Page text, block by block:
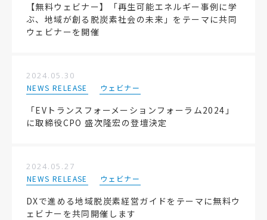
【無料ウェビナー】「再生可能エネルギー事例に学
ぶ、地域が創る脱炭素社会の未来」をテーマに共同
ウェビナーを開催
2024.05.30
NEWS RELEASE ウェビナー
「EVトランスフォーメーションフォーラム2024」
に取締役CPO 盛次隆宏の登壇決定
2024.05.27
NEWS RELEASE ウェビナー
DXで進める地域脱炭素経営ガイドをテーマに無料ウ
ェビナーを共同開催します